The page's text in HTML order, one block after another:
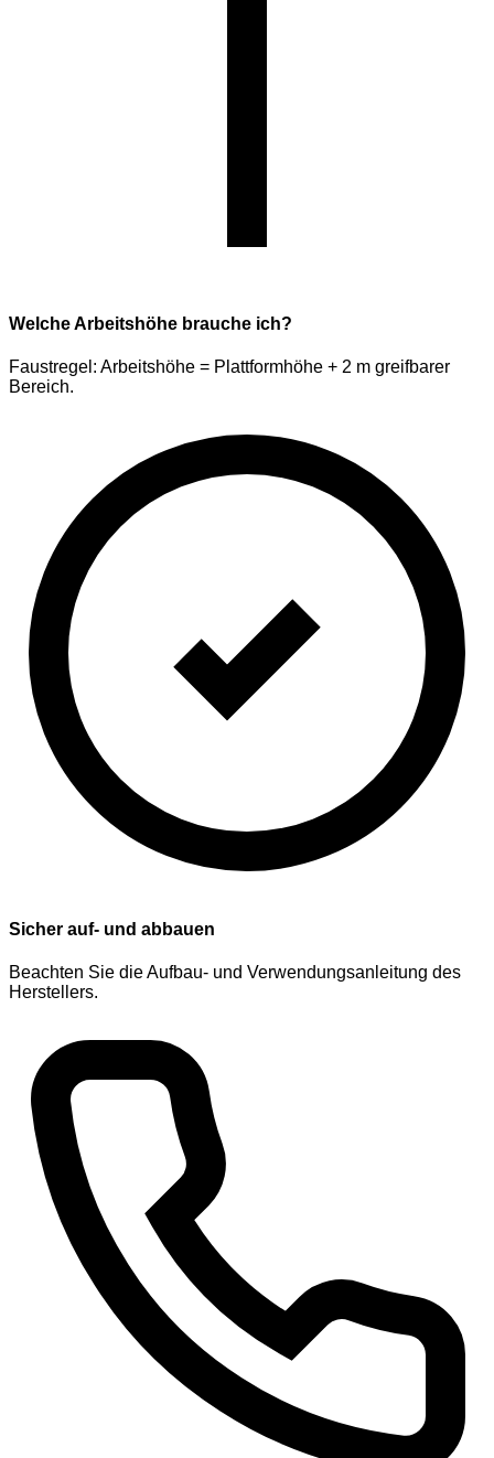
Welche Arbeitshöhe brauche ich?
Faustregel: Arbeitshöhe = Plattformhöhe + 2 m greifbarer
Bereich.
Sicher auf- und abbauen
Beachten Sie die Aufbau- und Verwendungsanleitung des
Herstellers.